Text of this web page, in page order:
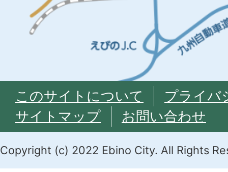
このサイトについて
プライバ
サイトマップ
お問い合わせ
Copyright (c) 2022 Ebino City. All Rights